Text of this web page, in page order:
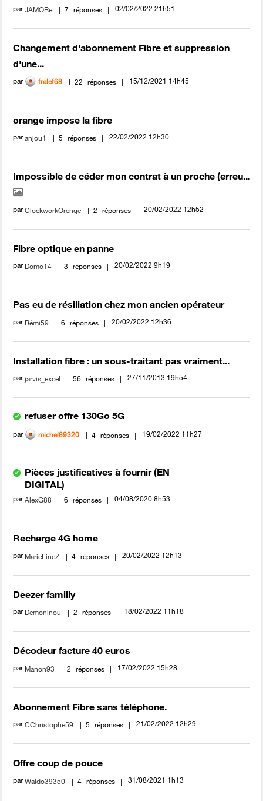
parJAMORe 7 réponses ‎02/02/2022 21h51
Changement d'abonnement Fibre et suppression
d'une...
par fralef68 22 réponses ‎15/12/2021 14h45
orange impose la fibre
paranjou1 5 réponses ‎22/02/2022 12h30
Impossible de céder mon contrat à un proche (erreu...
parClockworkOrenge 2 réponses ‎20/02/2022 12h52
Fibre optique en panne
par Domo14 3 réponses ‎20/02/2022 9h19
Pas eu de résiliation chez mon ancien opérateur
par Rémi59 6 réponses ‎20/02/2022 12h36
Installation fibre : un sous-traitant pas vraiment...
parjarvis_excel 56 réponses ‎27/11/2013 19h54
refuser offre 130Go 5G
par michel89320 4 réponses ‎19/02/2022 11h27
Pièces justificatives à fournir (EN
DIGITAL)
parAlexG88 6 réponses ‎04/08/2020 8h53
Recharge 4G home
par MarieLineZ 4 réponses ‎20/02/2022 12h13
Deezer familly
par Demoninou 2 réponses ‎18/02/2022 11h18
Décodeur facture 40 euros
par Manon93 2 réponses ‎17/02/2022 15h28
Abonnement Fibre sans téléphone.
parCChristophe59 5 réponses ‎21/02/2022 12h29
Offre coup de pouce
parWaldo39350 4 réponses ‎31/08/2021 1h13